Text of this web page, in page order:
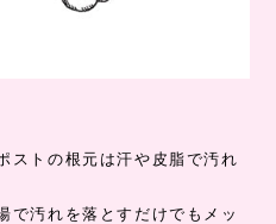
ストの根元は汗や皮脂で汚れ
で汚れを落とすだけでもメッ